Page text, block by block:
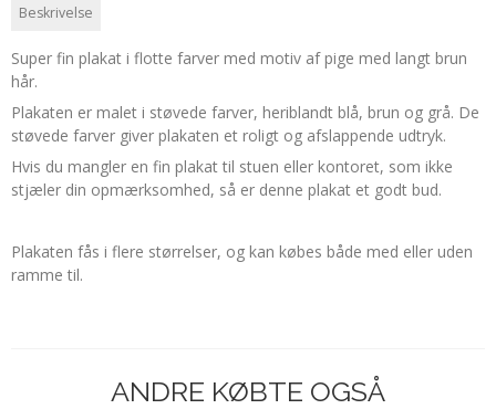
Beskrivelse
Super fin plakat i flotte farver med motiv af pige med langt brun
hår.
Plakaten er malet i støvede farver, heriblandt blå, brun og grå. De
støvede farver giver plakaten et roligt og afslappende udtryk.
Hvis du mangler en fin plakat til stuen eller kontoret, som ikke
stjæler din opmærksomhed, så er denne plakat et godt bud.
Plakaten fås i flere størrelser, og kan købes både med eller uden
ramme til.
ANDRE KØBTE OGSÅ